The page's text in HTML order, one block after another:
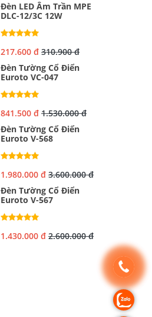
Đèn LED Âm Trần MPE
DLC-12/3C 12W
217.600 đ 310.900 đ
Đèn Tường Cổ Điển
Euroto VC-047
841.500 đ 1.530.000 đ
Đèn Tường Cổ Điển
Euroto V-568
1.980.000 đ 3.600.000 đ
Đèn Tường Cổ Điển
Euroto V-567
1.430.000 đ 2.600.000 đ